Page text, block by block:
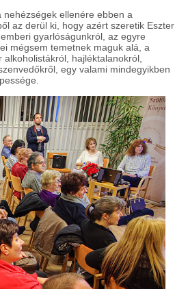
nehézségek ellenére ebben a
az derül ki, hogy azért szeretik Eszter
gyarlóságunkról, az egyre
mégsem temetnek maguk alá, a
hajléktalanokról,
egy valami mindegyikben